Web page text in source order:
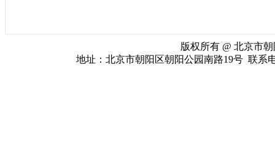
版权所有 @ 北京市
地址：北京市朝阳区朝阳公园南路19号 联系